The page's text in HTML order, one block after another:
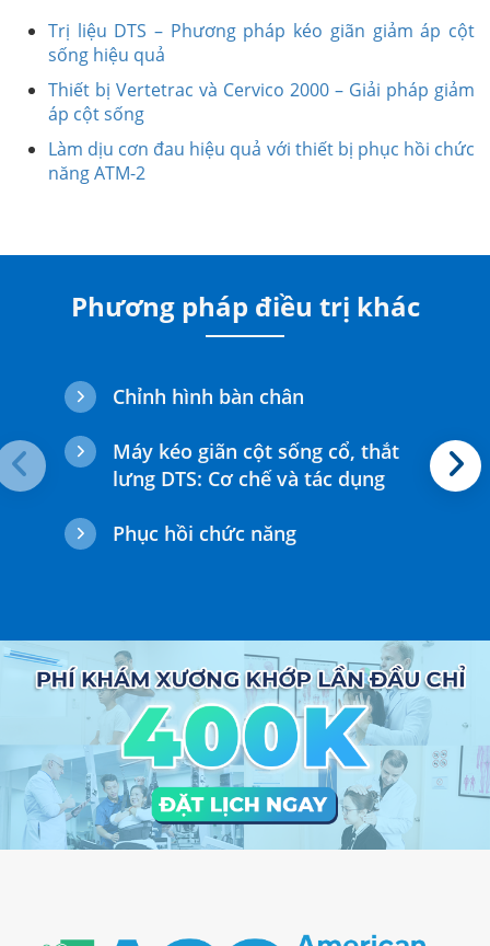
Trị liệu DTS – Phương pháp kéo giãn giảm áp cột
sống hiệu quả
Thiết bị Vertetrac và Cervico 2000 – Giải pháp giảm
áp cột sống
Làm dịu cơn đau hiệu quả với thiết bị phục hồi chức
năng ATM-2
Phương pháp điều trị khác
Chỉnh hình bàn chân
Máy kéo giãn cột sống cổ, thắt
lưng DTS: Cơ chế và tác dụng
Phục hồi chức năng